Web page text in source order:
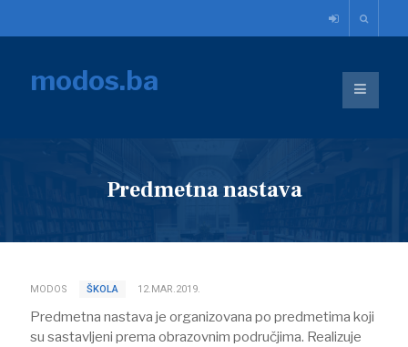
modos.ba
Predmetna nastava
MODOS ŠKOLA 12.MAR.2019.
Predmetna nastava je organizovana po predmetima koji
su sastavljeni prema obrazovnim područjima. Realizuje